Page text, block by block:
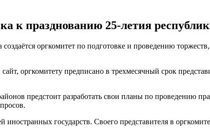
к празднованию 25-летия
оргкомитет по подготовке и проведению
оргкомитету предписано в трехмесячный срок
предстоит разработать свои планы по проведению
государств. Своего представителя в